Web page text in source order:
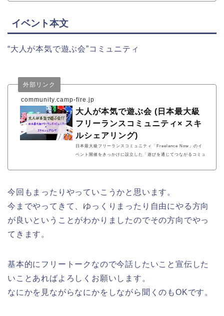
ながらに「スキルシェアリング」・「メンバー間での業務委託契
イベント本文
“大人が本気で遊ぶ会”コミュニティ
community.camp-fire.jp
外部リンク
大人が本気で遊ぶ会 (日本最大級
フリーランスコミュニティ× スキ
ルシェアリング)
日本最大級フリーランスコミュニティ「Freelance Now」のイ
ベント開催をきっかけに設立した「遊びを通じてつながるコミュ
ながらに「スキルシェアリング」・「メンバー間での業務委託契
今回もまったりやっていこうかと思います。
今までやってきて、ゆっくりまったり自由にやる方向
が良いということがわかりましたのでその方向でやっ
てきます。
基本的にフリートークなので今話したいこと宣伝した
いことあればよろしくお願いします。
なにかを見ながらなにかをしながら聞くのもOKです。